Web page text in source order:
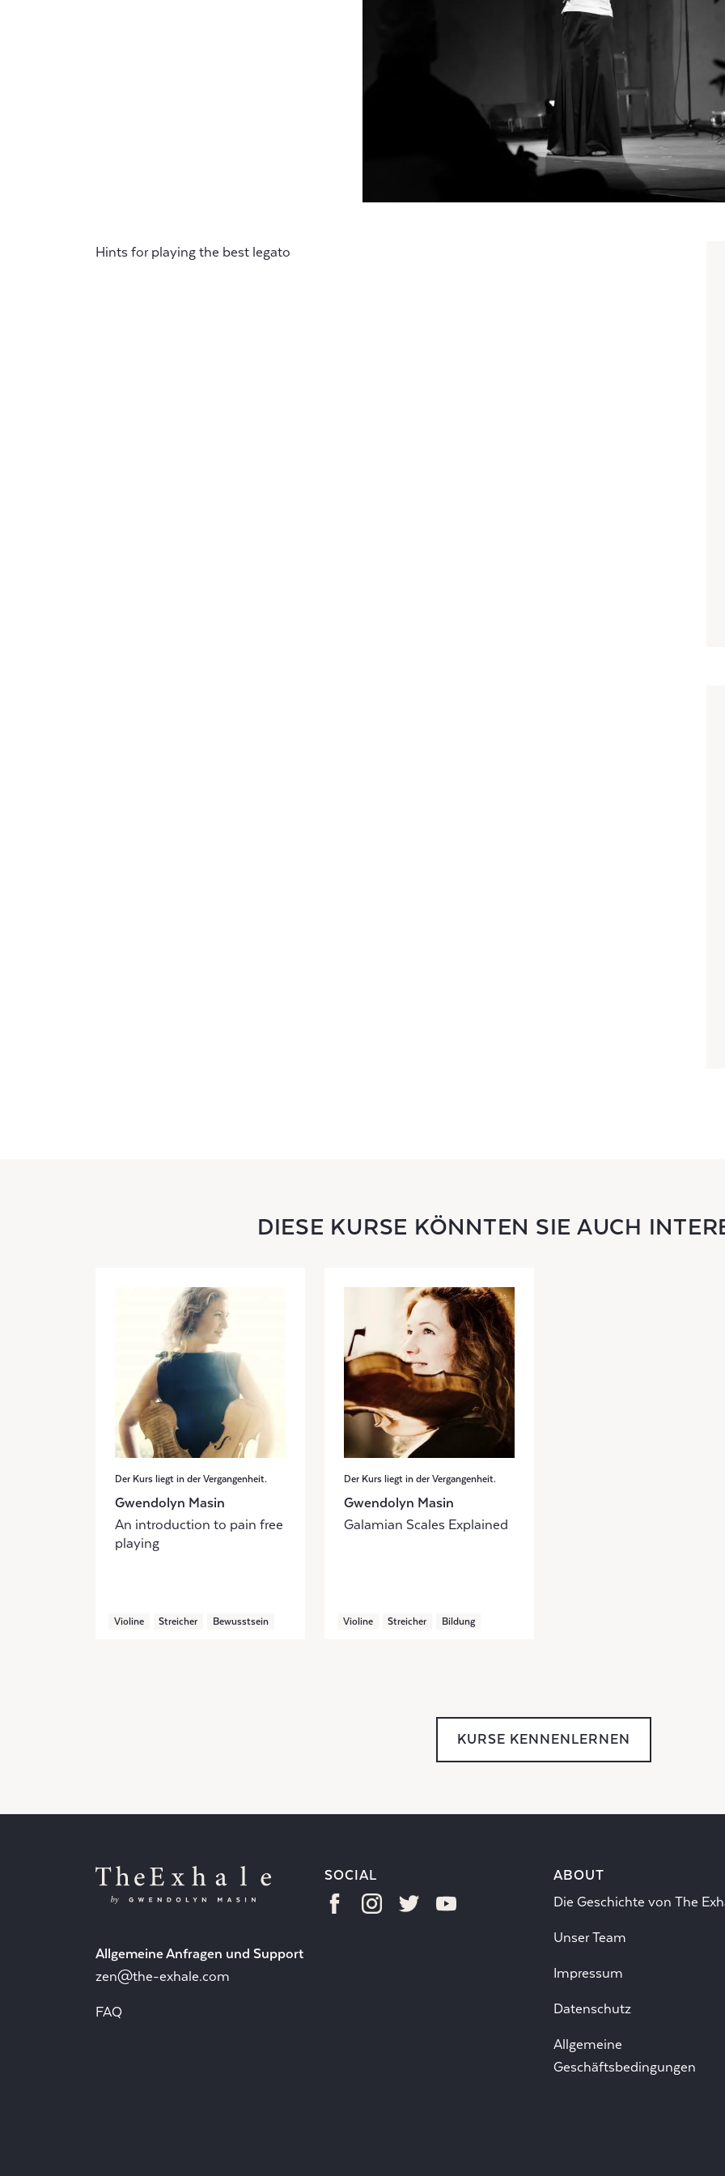
Hints for playing the best legato
DIESE KURSE KÖNNTEN SIE AUCH
Der Kurs liegt in der Vergangenheit.
Gwendolyn Masin
An introduction to pain free
playing
Violine Streicher Bewusstsein
Der Kurs liegt in der Vergangenheit.
Gwendolyn Masin
Galamian Scales Explained
Violine Streicher Bildung
KURSE KENNENLERNEN
Allgemeine Anfragen und Support
zen@the-exhale.com
FAQ
SOCIAL
ABOUT
Die Geschichte von The
Unser Team
Impressum
Datenschutz
Allgemeine
Geschäftsbedingungen